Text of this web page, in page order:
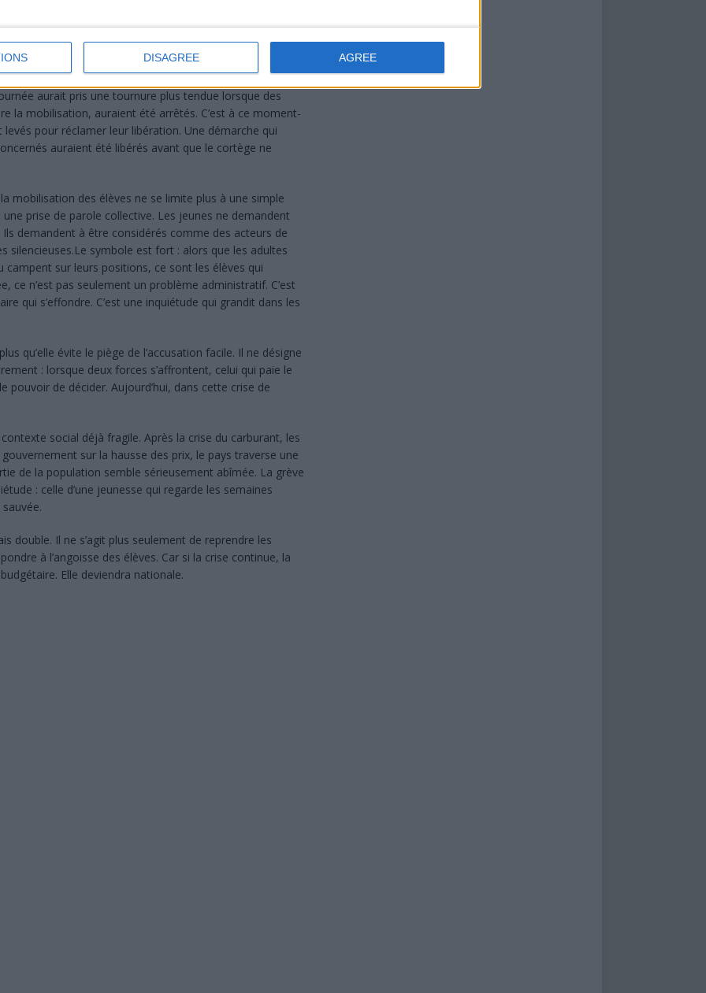
DISAGREE AGREE
autorités et rappeler que derrière les discussions
voit son année scolaire s’effriter.Moussa Fazil a expliqué
Selon lui, les élèves avaient commencé à
afin de se retrouver au lycée Saïd Mohamed Cheikh
L’idée était claire : ne plus rester spectateurs d’un
aurait pris une tournure plus tendue lorsque des
la mobilisation, auraient été arrêtés. C’est à ce moment-
pour réclamer leur libération. Une démarche qui
auraient été libérés avant que le cortège ne
mobilisation des élèves ne se limite plus à une simple
prise de parole collective. Les jeunes ne demandent
demandent à être considérés comme des acteurs de
silencieuses.Le symbole est fort : alors que les adultes
sur leurs positions, ce sont les élèves qui
ce n’est pas seulement un problème administratif. C’est
qui s’effondre. C’est une inquiétude qui grandit dans les
qu’elle évite le piège de l’accusation facile. Il ne désigne
: lorsque deux forces s’affrontent, celui qui paie le
pouvoir de décider. Aujourd’hui, dans cette crise de
social déjà fragile. Après la crise du carburant, les
sur la hausse des prix, le pays traverse une
de la population semble sérieusement abîmée. La grève
: celle d’une jeunesse qui regarde les semaines
double. Il ne s’agit plus seulement de reprendre les
à l’angoisse des élèves. Car si la crise continue, la
Elle deviendra nationale.